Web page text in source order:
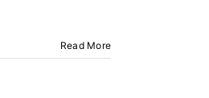
Read More